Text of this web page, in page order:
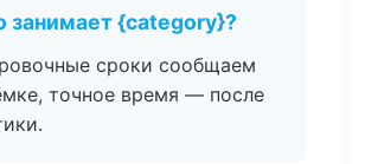
занимает {category}?
сроки сообщаем
точное время — после